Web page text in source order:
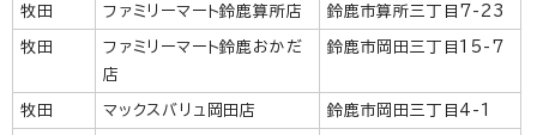
牧田 ファミリーマート鈴鹿算所店 鈴鹿市算所三丁目7-23
牧田
ファミリーマート鈴鹿おかだ
店
鈴鹿市岡田三丁目15-7
牧田 マックスバリュ岡田店 鈴鹿市岡田三丁目4-1